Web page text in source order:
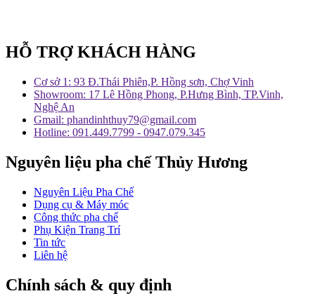
HỖ TRỢ KHÁCH HÀNG
Cơ sở 1: 93 Đ.Thái Phiên,P. Hồng sơn, Chợ Vinh
Showroom: 17 Lê Hồng Phong, P.Hưng Bình, TP.Vinh,
Nghệ An
Gmail: phandinhthuy79@gmail.com
Hotline: 091.449.7799 - 0947.079.345
Nguyên liệu pha chế Thủy Hương
Nguyên Liệu Pha Chế
Dụng cụ & Máy móc
Công thức pha chế
Phụ Kiện Trang Trí
Tin tức
Liên hệ
Chính sách & quy định